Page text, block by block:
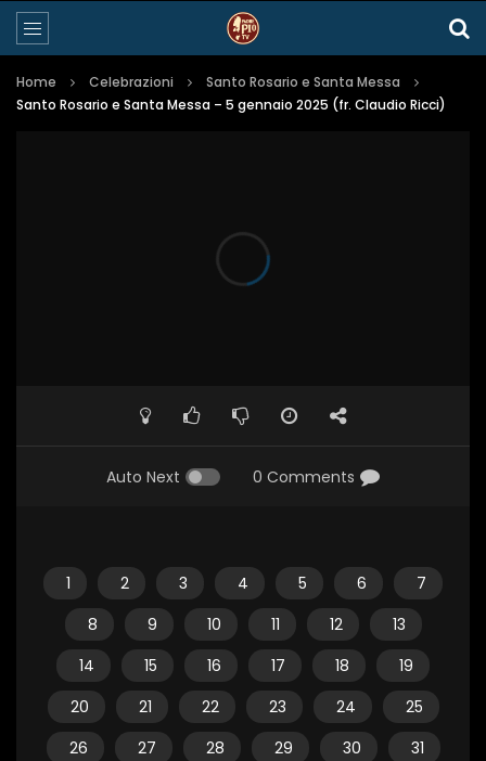
Home Celebrazioni
Santo Rosario e Santa Messa
Santo Rosario e Santa Messa – 5 gennaio 2025 (fr. Claudio Ricci)
Auto Next 0 Comments
1 2 3 4 5 6
7
8
9 10 11 12
13
14
15 16 17 18
19
20
21 22 23 24
25
26
27 28 29 30
31